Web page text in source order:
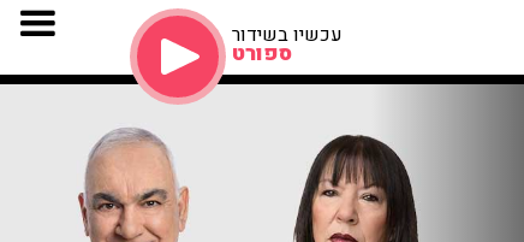
עכשיו בשידור
ספורט